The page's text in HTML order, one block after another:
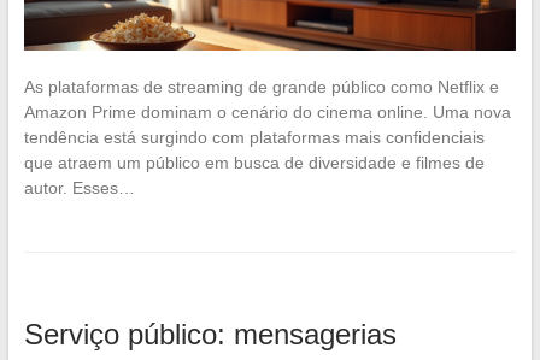
As plataformas de streaming de grande público como Netflix e
Amazon Prime dominam o cenário do cinema online. Uma nova
tendência está surgindo com plataformas mais confidenciais
que atraem um público em busca de diversidade e filmes de
autor. Esses…
Serviço público: mensagerias